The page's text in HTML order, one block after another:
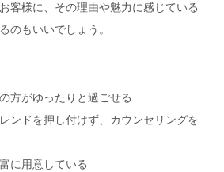
客様に、その理由や魅力に感じている
のもいいでしょう。
方がゆったりと過ごせる
ンドを押し付けず、カウンセリングを
に用意している